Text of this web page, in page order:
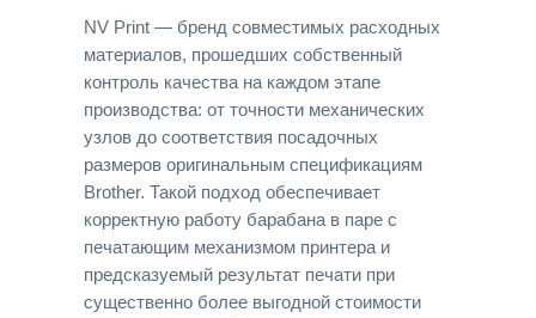
NV Print — бренд совместимых расходных
материалов, прошедших собственный
контроль качества на каждом этапе
производства: от точности механических
узлов до соответствия посадочных
размеров оригинальным спецификациям
Brother. Такой подход обеспечивает
корректную работу барабана в паре с
печатающим механизмом принтера и
предсказуемый результат печати при
существенно более выгодной стоимости